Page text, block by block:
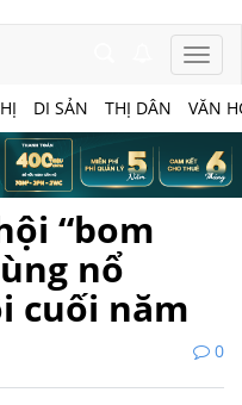
DI SẢN THỊ DÂN VĂN
“bom
nổ
cuối năm
0